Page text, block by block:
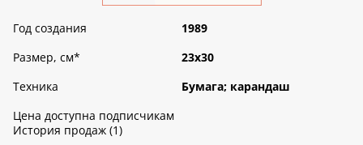
Год создания
1989
Размер, см*
23х30
Техника
Бумага; карандаш
Цена доступна подписчикам
История продаж (1)